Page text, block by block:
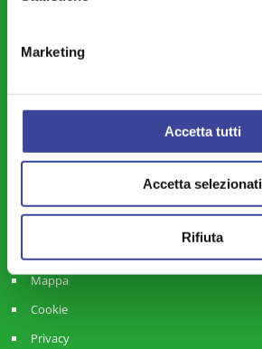
Marketing
Accetta tutti
Accetta selezionati
Rifiuta
Eventi
Mappa
Cookie
Privacy